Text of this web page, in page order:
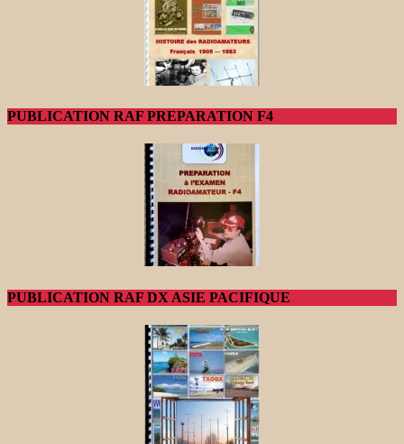
PUBLICATION RAF PREPARATION F4
PUBLICATION RAF DX ASIE PACIFIQUE